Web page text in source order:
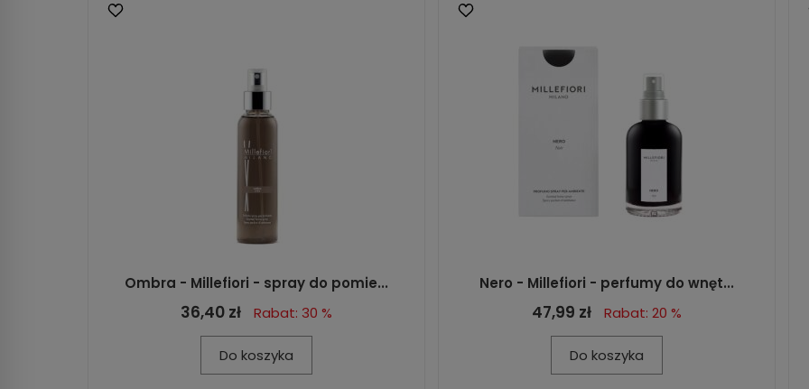
Ombra - Millefiori - spray do pomie...
36,40 zł Rabat: 30 %
Do koszyka
Nero - Millefiori - perfumy do wnęt...
47,99 zł Rabat: 20 %
Do koszyka